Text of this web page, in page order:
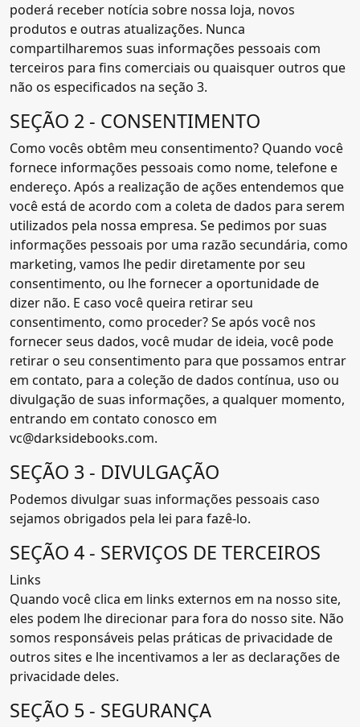
poderá receber notícia sobre nossa loja, novos
produtos e outras atualizações. Nunca
compartilharemos suas informações pessoais com
terceiros para fins comerciais ou quaisquer outros que
não os especificados na seção 3.
SEÇÃO 2 - CONSENTIMENTO
Como vocês obtêm meu consentimento? Quando você
fornece informações pessoais como nome, telefone e
endereço. Após a realização de ações entendemos que
você está de acordo com a coleta de dados para serem
utilizados pela nossa empresa. Se pedimos por suas
informações pessoais por uma razão secundária, como
marketing, vamos lhe pedir diretamente por seu
consentimento, ou lhe fornecer a oportunidade de
dizer não. E caso você queira retirar seu
consentimento, como proceder? Se após você nos
fornecer seus dados, você mudar de ideia, você pode
retirar o seu consentimento para que possamos entrar
em contato, para a coleção de dados contínua, uso ou
divulgação de suas informações, a qualquer momento,
entrando em contato conosco em
vc@darksidebooks.com.
SEÇÃO 3 - DIVULGAÇÃO
Podemos divulgar suas informações pessoais caso
sejamos obrigados pela lei para fazê-lo.
SEÇÃO 4 - SERVIÇOS DE TERCEIROS
Links
Quando você clica em links externos em na nosso site,
eles podem lhe direcionar para fora do nosso site. Não
somos responsáveis pelas práticas de privacidade de
outros sites e lhe incentivamos a ler as declarações de
privacidade deles.
SEÇÃO 5 - SEGURANÇA